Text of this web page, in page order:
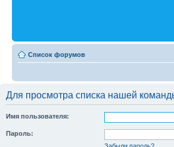
Список форумов
Для просмотра списка нашей
Имя пользователя:
Пароль:
Забыли пароль?